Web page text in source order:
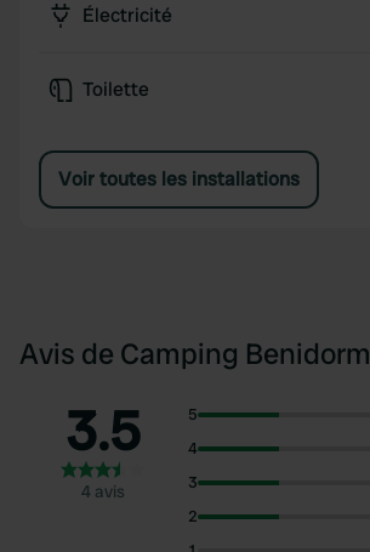
Électricité
Toilette
Voir toutes les installations
Avis de Camping Benidorm
3.5
4 avis
5
4
3
2